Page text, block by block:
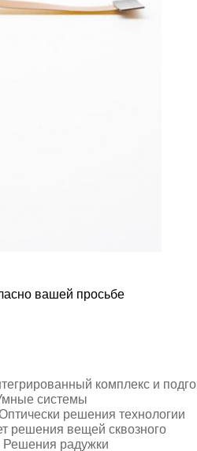
вашей просьбе
комплекс и
технологии
вещей сквозного
радужки